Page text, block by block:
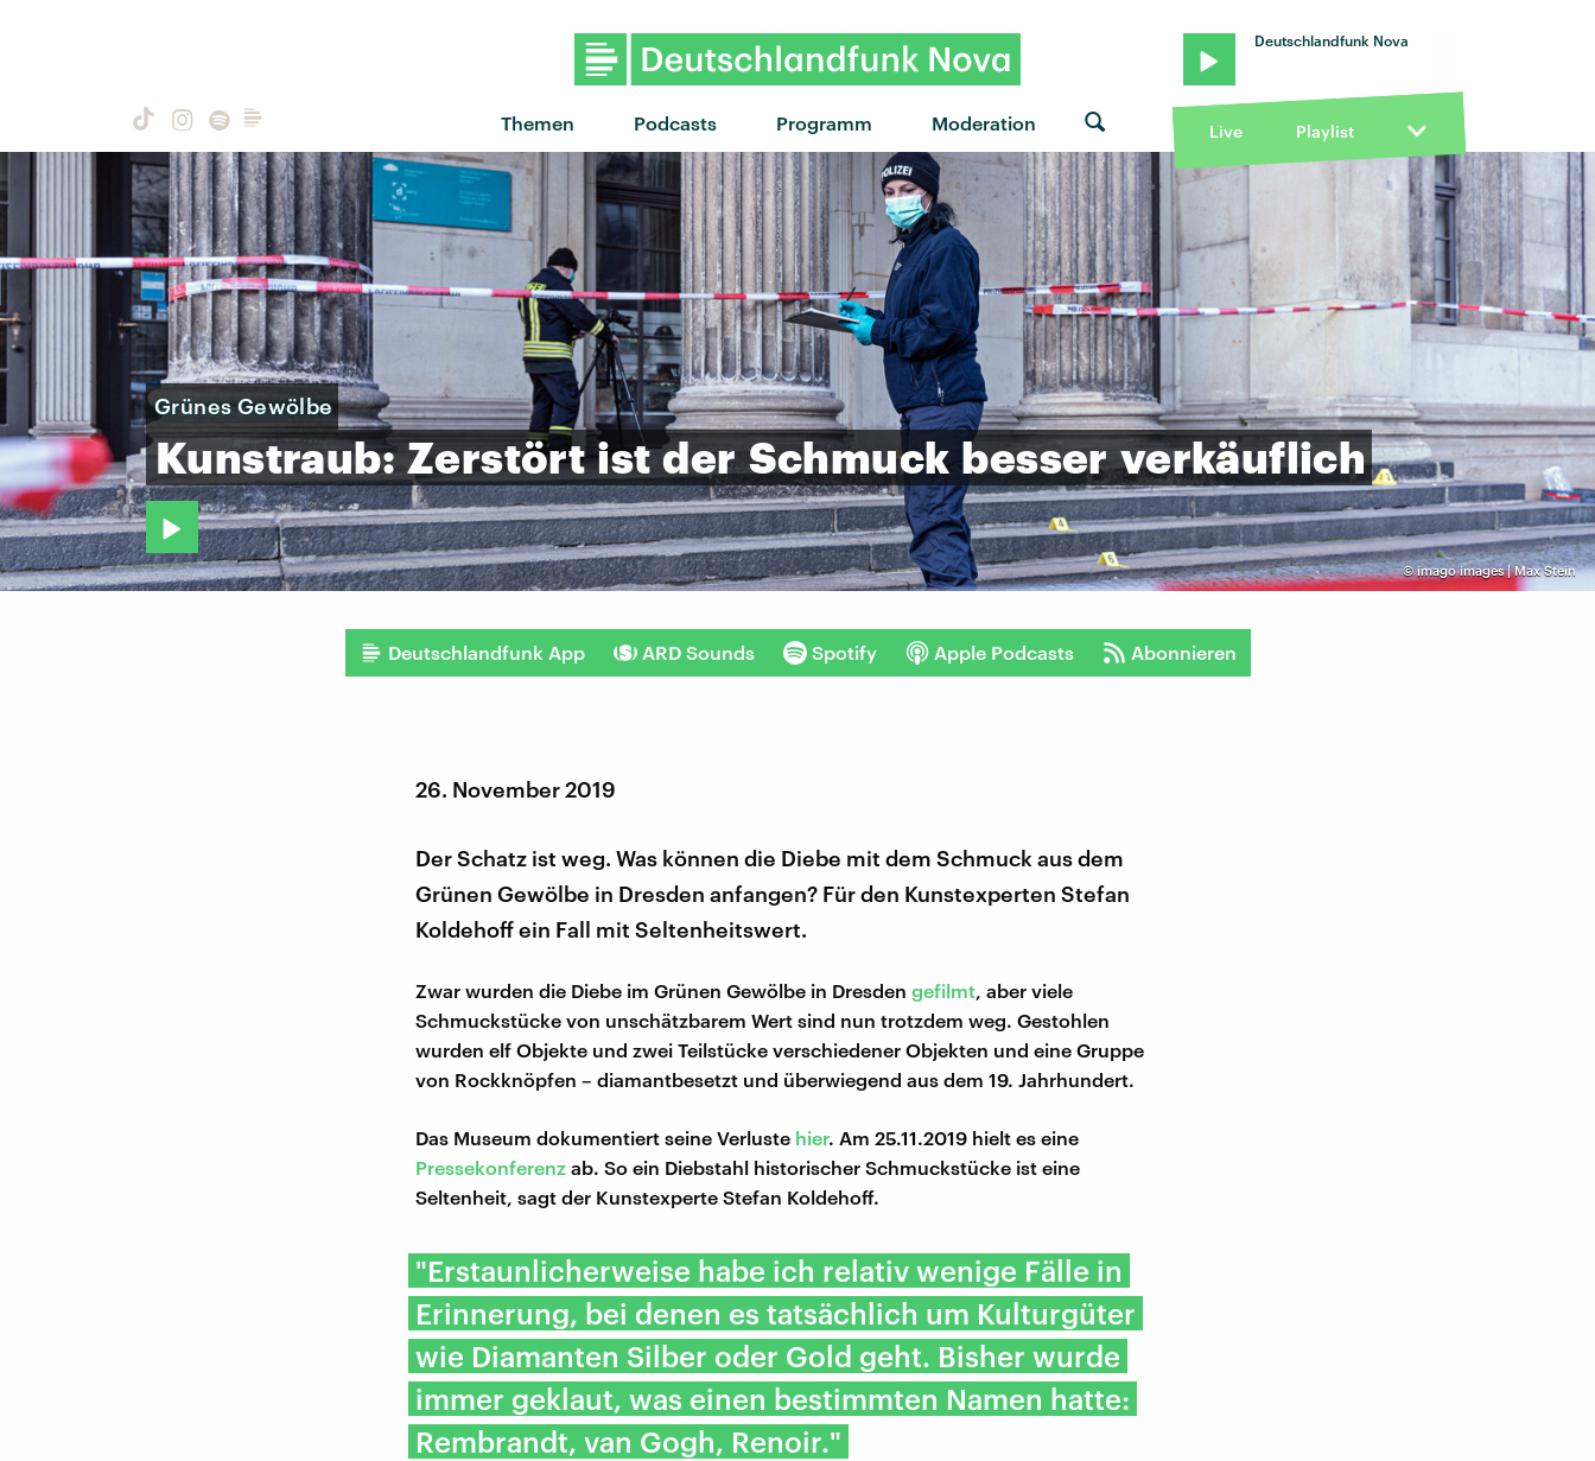
Themen Podcasts Programm Moderation
Deutschlandfunk Nova
Live Playlist
©imago images | Max Stein
Grünes Gewölbe
Kunstraub: Zerstört ist der Schmuck besser verkäuflich
Deutschlandfunk App ARD Sounds Spotify Apple Podcasts Abonnieren
26. November 2019
Der Schatz ist weg. Was können die Diebe mit dem Schmuck aus dem
Grünen Gewölbe in Dresden anfangen? Für den Kunstexperten Stefan
Koldehoff ein Fall mit Seltenheitswert.
Zwar wurden die Diebe im Grünen Gewölbe in Dresden gefilmt, aber viele
Schmuckstücke von unschätzbarem Wert sind nun trotzdem weg. Gestohlen
wurden elf Objekte und zwei Teilstücke verschiedener Objekten und eine Gruppe
von Rockknöpfen – diamantbesetzt und überwiegend aus dem 19. Jahrhundert.
Das Museum dokumentiert seine Verluste hier. Am 25.11.2019 hielt es eine
Pressekonferenz ab. So ein Diebstahl historischer Schmuckstücke ist eine
Seltenheit, sagt der Kunstexperte Stefan Koldehoff.
"Erstaunlicherweise habe ich relativ wenige Fälle in
Erinnerung, bei denen es tatsächlich um Kulturgüter
wie Diamanten Silber oder Gold geht. Bisher wurde
immer geklaut, was einen bestimmten Namen hatte:
Rembrandt, van Gogh, Renoir."